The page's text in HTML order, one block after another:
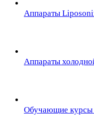
Аппараты
Аппараты
Обучающие курсы